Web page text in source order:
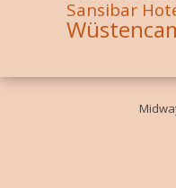
Sansibar